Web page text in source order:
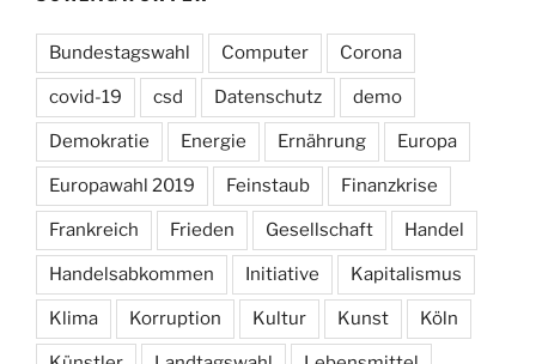
Bundestagswahl Computer Corona
covid-19 csd Datenschutz demo
Demokratie Energie Ernährung Europa
Europawahl 2019 Feinstaub Finanzkrise
Frankreich Frieden Gesellschaft Handel
Handelsabkommen Initiative Kapitalismus
Klima Korruption Kultur Kunst Köln